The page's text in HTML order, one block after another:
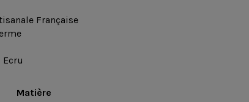
Française
Matière